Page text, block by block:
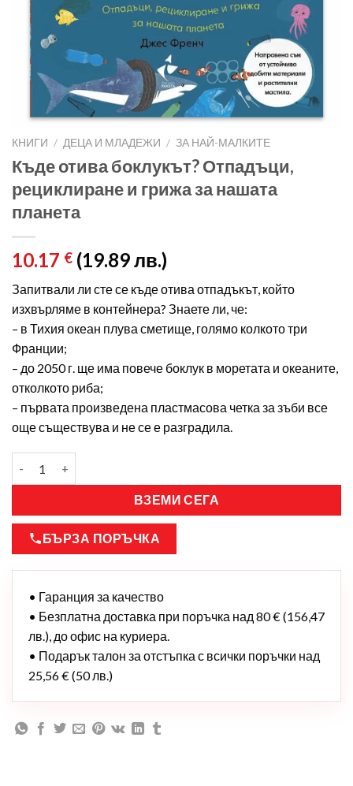
КНИГИ / ДЕЦА И МЛАДЕЖИ / ЗА НАЙ-МАЛКИТЕ
Къде отива боклукът? Отпадъци,
рециклиране и грижа за нашата
планета
10.17 € (19.89 лв.)
Запитвали ли сте се къде отива отпадъкът, който
изхвърляме в контейнера? Знаете ли, че:
– в Тихия океан плува сметище, голямо колкото три
Франции;
– до 2050 г. ще има повече боклук в моретата и океаните,
отколкото риба;
– първата произведена пластмасова четка за зъби все
още съществува и не се е разградила.
ВЗЕМИ СЕГА
БЪРЗА ПОРЪЧКА
• Гаранция за качество
• Безплатна доставка при поръчка над 80 € (156,47
лв.), до офис на куриера.
• Подарък талон за отстъпка с всички поръчки над
25,56 € (50 лв.)